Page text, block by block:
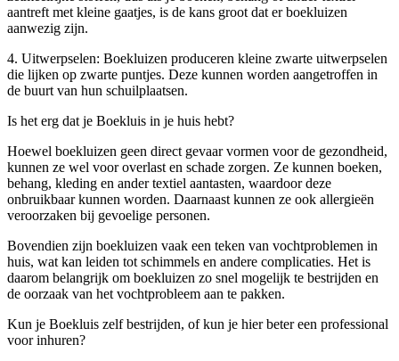
aantreft met kleine gaatjes, is de kans groot dat er boekluizen
aanwezig zijn.
4. Uitwerpselen: Boekluizen produceren kleine zwarte uitwerpselen
die lijken op zwarte puntjes. Deze kunnen worden aangetroffen in
de buurt van hun schuilplaatsen.
Is het erg dat je Boekluis in je huis hebt?
Hoewel boekluizen geen direct gevaar vormen voor de gezondheid,
kunnen ze wel voor overlast en schade zorgen. Ze kunnen boeken,
behang, kleding en ander textiel aantasten, waardoor deze
onbruikbaar kunnen worden. Daarnaast kunnen ze ook allergieën
veroorzaken bij gevoelige personen.
Bovendien zijn boekluizen vaak een teken van vochtproblemen in
huis, wat kan leiden tot schimmels en andere complicaties. Het is
daarom belangrijk om boekluizen zo snel mogelijk te bestrijden en
de oorzaak van het vochtprobleem aan te pakken.
Kun je Boekluis zelf bestrijden, of kun je hier beter een professional
voor inhuren?